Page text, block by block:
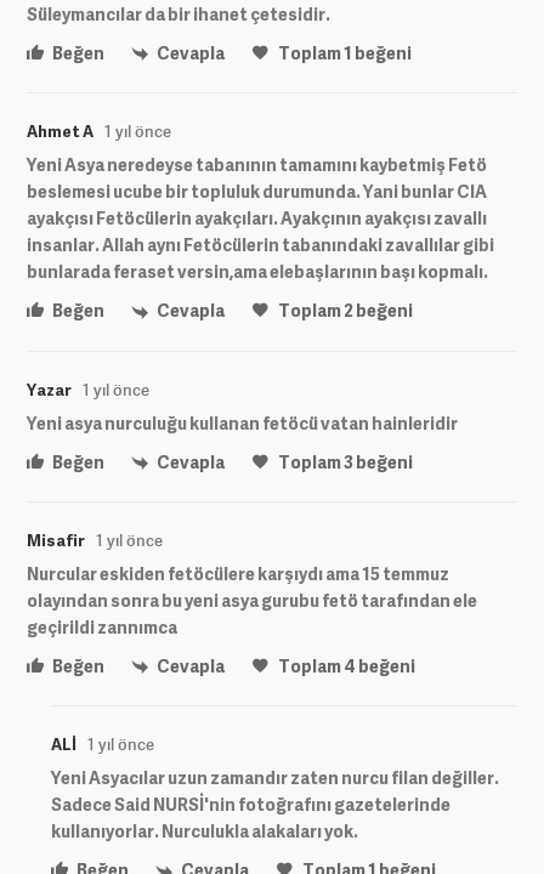
Süleymancılar da bir ihanet çetesidir.
Beğen
Cevapla Toplam1 beğeni
Ahmet A 1 yıl önce
Yeni Asya neredeyse tabanının tamamını kaybetmiş Fetö
beslemesi ucube bir topluluk durumunda. Yani bunlar CIA
ayakçısı Fetöcülerin ayakçıları. Ayakçının ayakçısı zavallı
insanlar. Allah aynı Fetöcülerin tabanındaki zavallılar gibi
bunlarada feraset versin,ama elebaşlarının başı kopmalı.
Beğen
Cevapla Toplam2beğeni
Yazar 1 yıl önce
Yeni asya nurculuğu kullanan fetöcü vatan hainleridir
Beğen
Cevapla Toplam3beğeni
Misafir 1 yıl önce
Nurcular eskiden fetöcülere karşıydı ama 15 temmuz
olayından sonra bu yeni asya gurubu fetö tarafından ele
geçirildi zannımca
Beğen
Cevapla Toplam4 beğeni
ALİ 1 yıl önce
Yeni Asyacılar uzun zamandır zaten nurcu filan değiller.
Sadece Said NURSİ'nin fotoğrafını gazetelerinde
kullanıyorlar. Nurculukla alakaları yok.